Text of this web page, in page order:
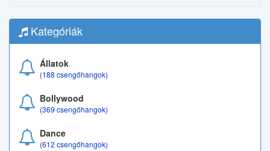
Kategóriák
Állatok
(188 csengőhangok)
Bollywood
(369 csengőhangok)
Dance
(612 csengőhangok)